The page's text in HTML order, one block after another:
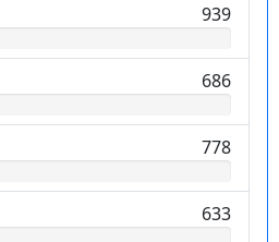
939
686
778
633